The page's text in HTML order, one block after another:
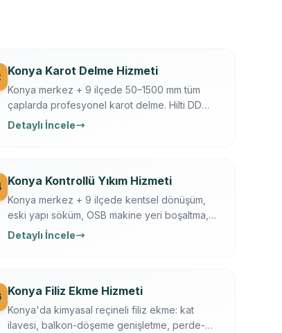
Konya Karot Delme Hizmeti
Konya merkez + 9 ilçede 50–1500 mm tüm
çaplarda profesyonel karot delme. Hilti DD
250/350, Ferroscan donatı tarama, su
Detaylı İncele
Konya Kontrollü Yıkım Hizmeti
Konya merkez + 9 ilçede kentsel dönüşüm,
eski yapı söküm, OSB makine yeri boşaltma,
tarihi yapı kısmi yıkım. İş güvenliği + sigortalı
Detaylı İncele
Konya Filiz Ekme Hizmeti
Konya'da kimyasal reçineli filiz ekme: kat
ilavesi, balkon-döşeme genişletme, perde-